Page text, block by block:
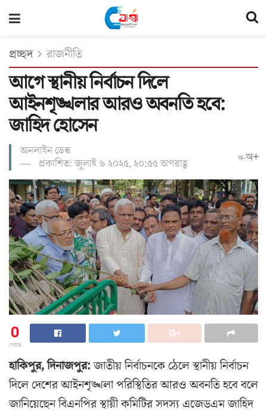
প্রচ্ছদ রাজনীতি
আগে স্থানীয় নির্বাচন দিলে
আইনশৃঙ্খলার আরও অবনতি হবে:
জাহিদ হোসেন
অনলাইন ডেস্ক
প্রকাশিত: জুলাই ৬ ২০২৫, ২০:৫৫ অপরাহ্ণ
অ-অ+
0
শেয়ার
হাকিপুর, দিনাজপুর:জাতীয় নির্বাচনকে ঠেলে স্থানীয় নির্বাচন
দিলে দেশের আইনশৃঙ্খলা পরিস্থিতির আরও অবনতি হবে বলে
জানিয়েছেন বিএনপির স্থায়ী কমিটির সদস্য এজেডএম জাহিদ